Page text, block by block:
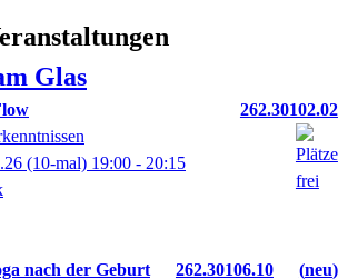
Glas
262.30102.02
(10-mal) 19:00 - 20:15
nach der Geburt 262.30106.10
neu